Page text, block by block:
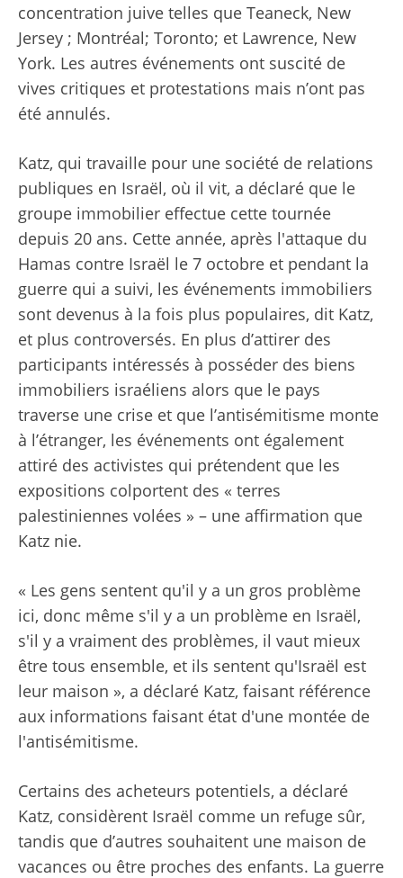
concentration juive telles que Teaneck, New
Jersey ; Montréal; Toronto; et Lawrence, New
York. Les autres événements ont suscité de
vives critiques et protestations mais n’ont pas
été annulés.
Katz, qui travaille pour une société de relations
publiques en Israël, où il vit, a déclaré que le
groupe immobilier effectue cette tournée
depuis 20 ans. Cette année, après l'attaque du
Hamas contre Israël le 7 octobre et pendant la
guerre qui a suivi, les événements immobiliers
sont devenus à la fois plus populaires, dit Katz,
et plus controversés. En plus d’attirer des
participants intéressés à posséder des biens
immobiliers israéliens alors que le pays
traverse une crise et que l’antisémitisme monte
à l’étranger, les événements ont également
attiré des activistes qui prétendent que les
expositions colportent des « terres
palestiniennes volées » – une affirmation que
Katz nie.
« Les gens sentent qu'il y a un gros problème
ici, donc même s'il y a un problème en Israël,
s'il y a vraiment des problèmes, il vaut mieux
être tous ensemble, et ils sentent qu'Israël est
leur maison », a déclaré Katz, faisant référence
aux informations faisant état d'une montée de
l'antisémitisme.
Certains des acheteurs potentiels, a déclaré
Katz, considèrent Israël comme un refuge sûr,
tandis que d’autres souhaitent une maison de
vacances ou être proches des enfants. La guerre